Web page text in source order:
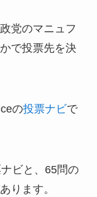
党のマニュフ
で投票先を決
の投票ナビで
ビと、65問の
ります。